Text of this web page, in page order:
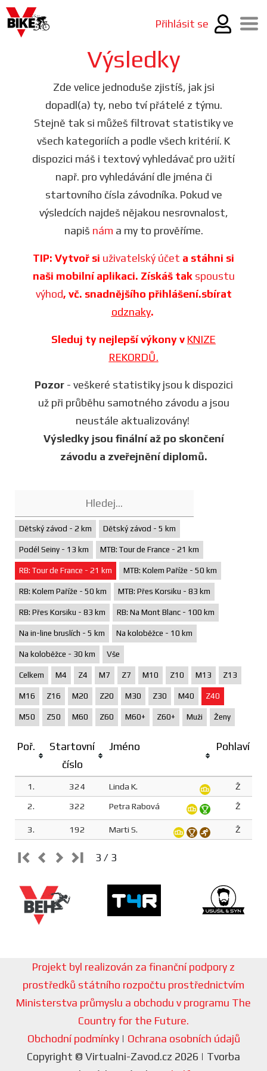
Přihlásit se
Výsledky
Zde velice jednoduše zjistíš, jak jsi
dopadl(a) ty, nebo tví přátelé z týmu.
Stejně tak si můžeš filtrovat statistiky ve
všech kategoriích a podle všech kritérií. K
dispozici máš i textový vyhledávač pro užití
např. pro vyhledávání dle jména či
startovního čísla závodníka. Pokud ve
výsledcích najdeš nějakou nesrovnalost,
napiš nám a my to prověříme.
TIP: Vytvoř si uživatelský účet a stáhni si
naši mobilní aplikaci. Získáš tak spoustu
výhod, vč. snadnějšího přihlášení.sbírat
odznaky.
Sleduj ty nejlepší výkony v KNIZE
REKORDŮ.
Pozor- veškeré statistiky jsou k dispozici
už při průběhu samotného závodu a jsou
neustále aktualizovány!
Výsledky jsou finální až po skončení
závodu a zveřejnění diplomů.
Dětský závod - 2 km Dětský závod - 5 km
Podél Seiny - 13 km MTB: Tour de France - 21 km
RB: Tour de France - 21 km MTB: Kolem Paříže - 50 km
RB: Kolem Paříže - 50 km MTB: Přes Korsiku - 83 km
RB: Přes Korsiku - 83 km RB: Na Mont Blanc - 100 km
Na in-line bruslích - 5 km Na koloběžce - 10 km
Na koloběžce - 30 km Vše
Celkem M4 Z4 M7 Z7 M10 Z10 M13 Z13
M16 Z16 M20 Z20 M30 Z30 M40 Z40
M50 Z50 M60 Z60 M60+ Z60+ Muži Ženy
Poř.
Startovní
číslo
Jméno Pohlaví
1. 324 Linda K.
Ž
2.
322 Petra Rabová Ž
3. 192 Marti S. Ž
3 / 3
Projekt byl realizován za finanční podpory z
prostředků státního rozpočtu prostřednictvím
Ministerstva průmyslu a obchodu v programu The
Country for the Future.
Obchodní podmínky| Ochrana osobních údajů
Copyright © Virtualni-Zavod.cz 2026 | Tvorba